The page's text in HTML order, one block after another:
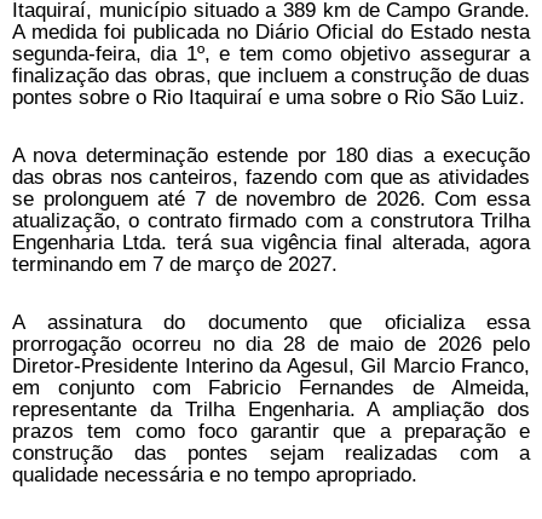
Itaquiraí, município situado a 389 km de Campo Grande.
A medida foi publicada no Diário Oficial do Estado nesta
segunda-feira, dia 1º, e tem como objetivo assegurar a
finalização das obras, que incluem a construção de duas
pontes sobre o Rio Itaquiraí e uma sobre o Rio São Luiz.
A nova determinação estende por 180 dias a execução
das obras nos canteiros, fazendo com que as atividades
se prolonguem até 7 de novembro de 2026. Com essa
atualização, o contrato firmado com a construtora Trilha
Engenharia Ltda. terá sua vigência final alterada, agora
terminando em 7 de março de 2027.
A assinatura do documento que oficializa essa
prorrogação ocorreu no dia 28 de maio de 2026 pelo
Diretor-Presidente Interino da Agesul, Gil Marcio Franco,
em conjunto com Fabricio Fernandes de Almeida,
representante da Trilha Engenharia. A ampliação dos
prazos tem como foco garantir que a preparação e
construção das pontes sejam realizadas com a
qualidade necessária e no tempo apropriado.